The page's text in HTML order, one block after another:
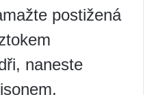
postižená
naneste